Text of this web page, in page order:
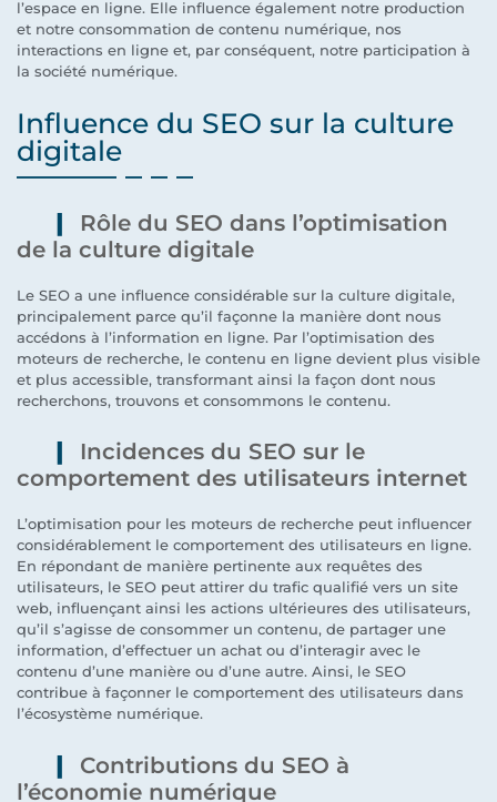
l’espace en ligne. Elle influence également notre production
et notre consommation de contenu numérique, nos
interactions en ligne et, par conséquent, notre participation à
la société numérique.
Influence du SEO sur la culture
digitale
Rôle du SEO dans l’optimisation
de la culture digitale
Le SEO a une influence considérable sur la culture digitale,
principalement parce qu’il façonne la manière dont nous
accédons à l’information en ligne. Par l’optimisation des
moteurs de recherche, le contenu en ligne devient plus visible
et plus accessible, transformant ainsi la façon dont nous
recherchons, trouvons et consommons le contenu.
Incidences du SEO sur le
comportement des utilisateurs internet
L’optimisation pour les moteurs de recherche peut influencer
considérablement le comportement des utilisateurs en ligne.
En répondant de manière pertinente aux requêtes des
utilisateurs, le SEO peut attirer du trafic qualifié vers un site
web, influençant ainsi les actions ultérieures des utilisateurs,
qu’il s’agisse de consommer un contenu, de partager une
information, d’effectuer un achat ou d’interagir avec le
contenu d’une manière ou d’une autre. Ainsi, le SEO
contribue à façonner le comportement des utilisateurs dans
l’écosystème numérique.
Contributions du SEO à
l’économie numérique